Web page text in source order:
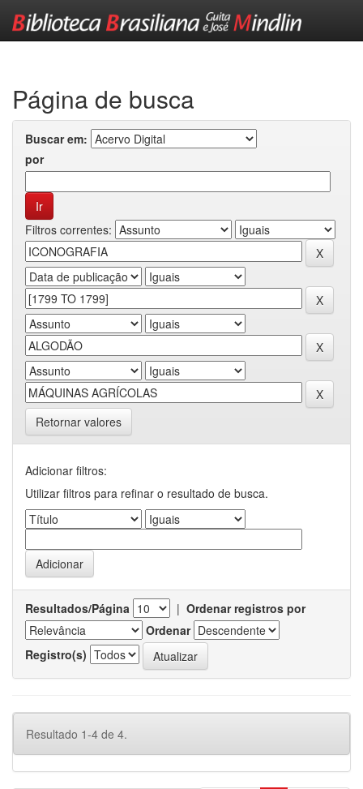
Página de busca
Buscar em:
por
Filtros correntes:
Retornar valores
Adicionar filtros:
Utilizar filtros para refinar o resultado de busca.
Resultados/Página | Ordenar registros por
Ordenar
Registro(s)
Resultado 1-4 de 4.